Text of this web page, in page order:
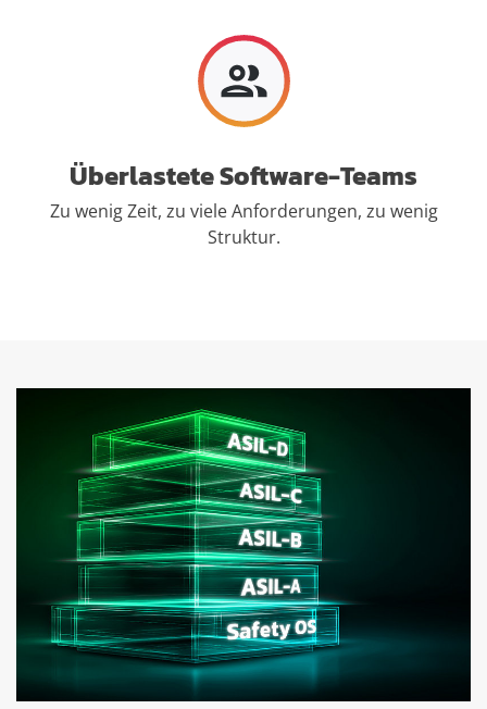
Überlastete Software-Teams
Zu wenig Zeit, zu viele Anforderungen, zu wenig
Struktur.